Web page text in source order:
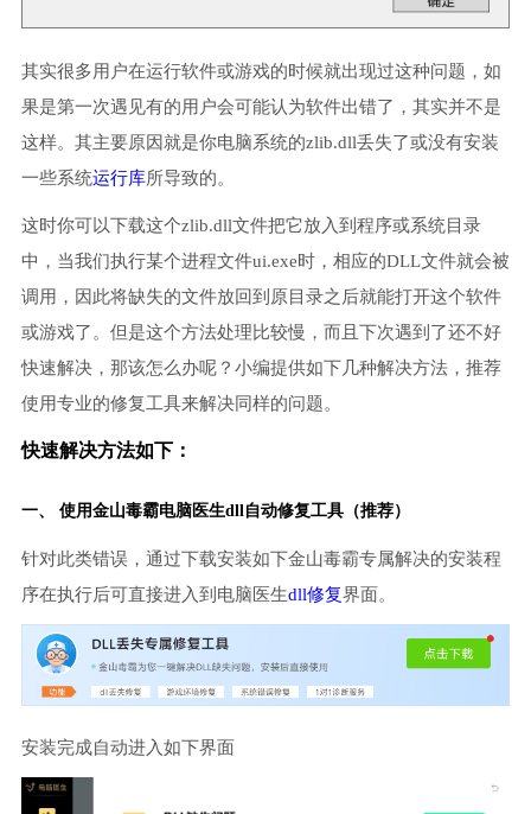
其实很多用户在运行软件或游戏的时候就出现过这种问题，如
果是第一次遇见有的用户会可能认为软件出错了，其实并不是
这样。其主要原因就是你电脑系统的zlib.dll丢失了或没有安装
一些系统运行库所导致的。
这时你可以下载这个zlib.dll文件把它放入到程序或系统目录
中，当我们执行某个进程文件ui.exe时，相应的DLL文件就会被
调用，因此将缺失的文件放回到原目录之后就能打开这个软件
或游戏了。但是这个方法处理比较慢，而且下次遇到了还不好
快速解决，那该怎么办呢？小编提供如下几种解决方法，推荐
使用专业的修复工具来解决同样的问题。
快速解决方法如下：
一、 使用金山毒霸电脑医生dll自动修复工具（推荐）
针对此类错误，通过下载安装如下金山毒霸专属解决的安装程
序在执行后可直接进入到电脑医生dll修复界面。
安装完成自动进入如下界面